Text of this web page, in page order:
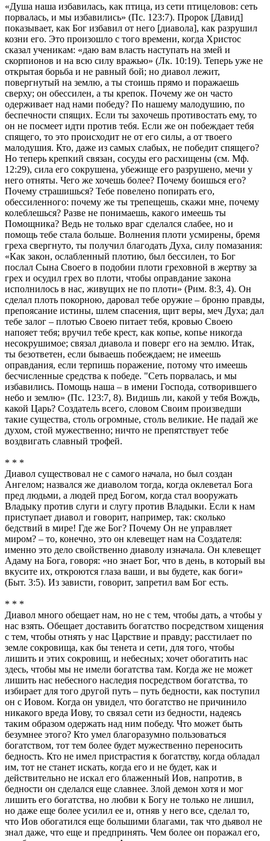
«Душа наша избавилась, как птица, из сети птицеловов: сеть
порвалась, и мы избавились» (Пс. 123:7). Пророк [Давид]
показывает, как Бог избавил от него [диавола], как разрушил
козни его. Это произошло с того времени, когда Христос
сказал ученикам: «даю вам власть наступать на змей и
скорпионов и на всю силу вражью» (Лк. 10:19). Теперь уже не
открытая борьба и не равный бой; но диавол лежит,
повергнутый на землю, а ты стоишь прямо и поражаешь
сверху; он обессилен, а ты крепок. Почему же он часто
одерживает над нами победу? По нашему малодушию, по
беспечности спящих. Если ты захочешь противостать ему, то
он не посмеет идти против тебя. Если же он побеждает тебя
спящего, то это происходит не от его силы, а от твоего
малодушия. Кто, даже из самых слабых, не победит спящего?
Но теперь крепкий связан, сосуды его расхищены (см. Мф.
12:29), сила его сокрушена, убежище его разрушено, мечи у
него отняты. Чего же хочешь более? Почему боишься его?
Почему страшишься? Тебе повелено попирать его,
обессиленного: почему же ты трепещешь, скажи мне, почему
колеблешься? Разве не понимаешь, какого имеешь ты
Помощника? Ведь не только враг сделался слабее, но и
помощь тебе стала больше. Волнения плоти усмирены, бремя
греха свергнуто, ты получил благодать Духа, силу помазания:
«Как закон, ослабленный плотию, был бессилен, то Бог
послал Сына Своего в подобии плоти греховной в жертву за
грех и осудил грех во плоти, чтобы оправдание закона
исполнилось в нас, живущих не по плоти» (Рим. 8:3, 4). Он
сделал плоть покорною, даровал тебе оружие – броню правды,
препоясание истины, шлем спасения, щит веры, меч Духа; дал
тебе залог – плотью Своею питает тебя, кровью Своею
напояет тебя; вручил тебе крест, как копье, копье никогда
несокрушимое; связал диавола и поверг его на землю. Итак,
ты безответен, если бываешь побеждаем; не имеешь
оправдания, если терпишь поражение, потому что имеешь
бесчисленные средства к победе. "Сеть порвалась, и мы
избавились. Помощь наша – в имени Господа, сотворившего
небо и землю» (Пс. 123:7, 8). Видишь ли, какой у тебя Вождь,
какой Царь? Создатель всего, словом Своим произведши
такие существа, столь огромные, столь великие. Не падай же
духом, стой мужественно; ничто не препятствует тебе
воздвигать славный трофей.
* * *
Диавол существовал не с самого начала, но был создан
Ангелом; назвался же диаволом тогда, когда оклеветал Бога
пред людьми, а людей пред Богом, когда стал вооружать
Владыку против слуги и слугу против Владыки. Если к нам
приступает диавол и говорит, например, так: сколько
бедствий в мире! Где же Бог? Почему Он не управляет
миром? – то, конечно, это он клевещет нам на Создателя:
именно это дело свойственно диаволу изначала. Он клевещет
Адаму на Бога, говоря: «но знает Бог, что в день, в который вы
вкусите их, откроются глаза ваши, и вы будете, как боги»
(Быт. 3:5). Из зависти, говорит, запретил вам Бог есть.
* * *
Диавол много обещает нам, но не с тем, чтобы дать, а чтобы у
нас взять. Обещает доставить богатство посредством хищения
с тем, чтобы отнять у нас Царствие и правду; расстилает по
земле сокровища, как бы тенета и сети, для того, чтобы
лишить и этих сокровищ, и небесных; хочет обогатить нас
здесь, чтобы мы не имели богатства там. Когда же не может
лишить нас небесного наследия посредством богатства, то
избирает для того другой путь – путь бедности, как поступил
он с Иовом. Когда он увидел, что богатство не причинило
никакого вреда Иову, то связал сети из бедности, надеясь
таким образом одержать над ним победу. Что может быть
безумнее этого? Кто умел благоразумно пользоваться
богатством, тот тем более будет мужественно переносить
бедность. Кто не имел пристрастия к богатству, когда обладал
им, тот не станет искать, когда его и не будет, как и
действительно не искал его блаженный Иов, напротив, в
бедности он сделался еще славнее. Злой демон хотя и мог
лишить его богатства, но любви к Богу не только не лишил,
но даже еще более усилил ее и, отняв у него все, сделал то,
что Иов обогатился еще большими благами, так что дьявол не
знал даже, что еще и предпринять. Чем более он поражал его,